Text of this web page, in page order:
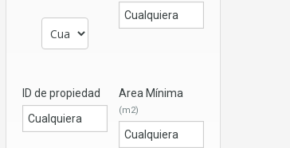
ID de propiedad Area Mínima
(m2)